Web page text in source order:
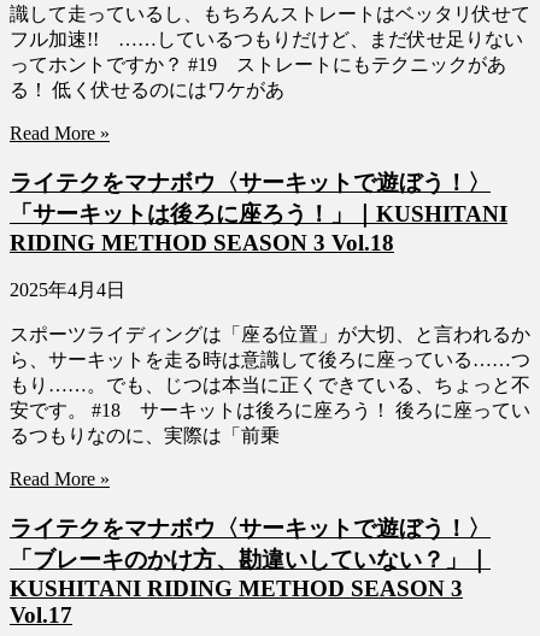
識して走っているし、もちろんストレートはベッタリ伏せて
フル加速!! ……しているつもりだけど、まだ伏せ足りない
ってホントですか？ #19 ストレートにもテクニックがあ
る！ 低く伏せるのにはワケがあ
Read More »
ライテクをマナボウ〈サーキットで遊ぼう！〉
「サーキットは後ろに座ろう！」｜KUSHITANI
RIDING METHOD SEASON 3 Vol.18
2025年4月4日
スポーツライディングは「座る位置」が大切、と言われるか
ら、サーキットを走る時は意識して後ろに座っている……つ
もり……。でも、じつは本当に正くできている、ちょっと不
安です。 #18 サーキットは後ろに座ろう！ 後ろに座ってい
るつもりなのに、実際は「前乗
Read More »
ライテクをマナボウ〈サーキットで遊ぼう！〉
「ブレーキのかけ方、勘違いしていない？」｜
KUSHITANI RIDING METHOD SEASON 3
Vol.17